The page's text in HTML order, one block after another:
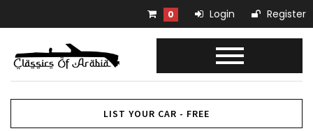
0 Login Register
LIST YOUR CAR - FREE